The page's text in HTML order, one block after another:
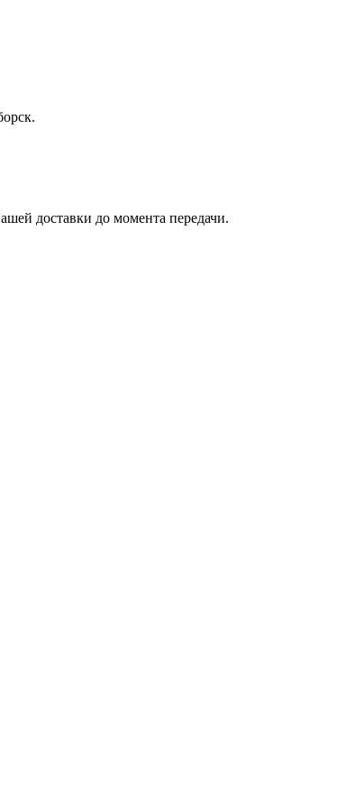
доставки до момента передачи.